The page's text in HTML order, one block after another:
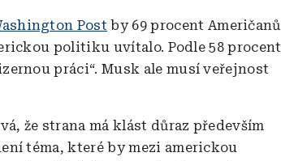
Post by 69 procent Američanů
politiku uvítalo. Podle 58 procent
práci“. Musk ale musí veřejnost
že strana má klást důraz především
téma, které by mezi americkou